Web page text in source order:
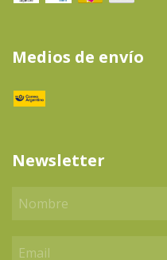
Medios de envío
Newsletter